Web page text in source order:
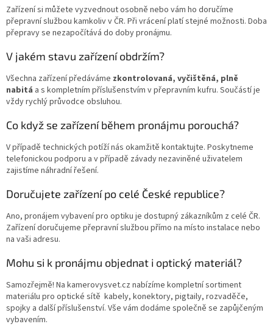
Zařízení si můžete vyzvednout osobně nebo vám ho doručíme
přepravní službou kamkoliv v ČR. Při vrácení platí stejné možnosti. Doba
přepravy se nezapočítává do doby pronájmu.
V jakém stavu zařízení obdržím?
Všechna zařízení předáváme zkontrolovaná, vyčištěná, plně
nabitá a s kompletním příslušenstvím v přepravním kufru. Součástí je
vždy rychlý průvodce obsluhou.
Co když se zařízení během pronájmu porouchá?
V případě technických potíží nás okamžitě kontaktujte. Poskytneme
telefonickou podporu a v případě závady nezaviněné uživatelem
zajistíme náhradní řešení.
Doručujete zařízení po celé České republice?
Ano, pronájem vybavení pro optiku je dostupný zákazníkům z celé ČR.
Zařízení doručujeme přepravní službou přímo na místo instalace nebo
na vaši adresu.
Mohu si k pronájmu objednat i optický materiál?
Samozřejmě! Na kamerovysvet.cz nabízíme kompletní sortiment
materiálu pro optické sítě kabely, konektory, pigtaily, rozvaděče,
spojky a další příslušenství. Vše vám dodáme společně se zapůjčeným
vybavením.